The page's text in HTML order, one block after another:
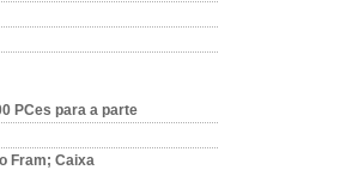
PCes para a parte
Fram; Caixa